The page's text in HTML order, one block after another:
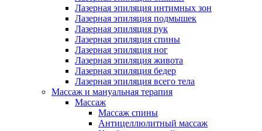
Лазерная эпиляция интимных зон
Лазерная эпиляция подмышек
Лазерная эпиляция рук
Лазерная эпиляция спины
Лазерная эпиляция ног
Лазерная эпиляция живота
Лазерная эпиляция бедер
Лазерная эпиляция всего тела
Массаж и мануальная терапия
Массаж
Массаж спины
Антицеллюлитный массаж